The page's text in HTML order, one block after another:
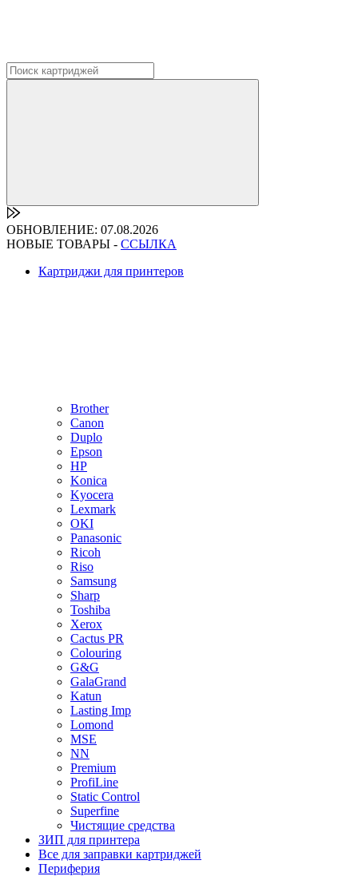
ОБНОВЛЕНИЕ: 07.08.2026
НОВЫЕ ТОВАРЫ - ССЫЛКА
Картриджи для принтеров
Brother
Canon
Duplo
Epson
HP
Konica
Kyocera
Lexmark
OKI
Panasonic
Ricoh
Riso
Samsung
Sharp
Toshiba
Xerox
Cactus PR
Colouring
G&G
GalaGrand
Katun
Lasting Imp
Lomond
MSE
NN
Premium
ProfiLine
Static Control
Superfine
Чистящие средства
ЗИП для принтера
Все для заправки картриджей
Периферия